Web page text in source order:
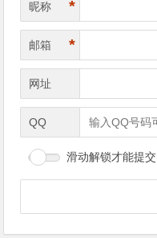
昵称 *
邮箱 *
网址
QQ
滑动解锁才能提交